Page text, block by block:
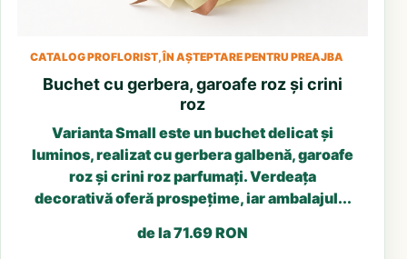
CATALOG PROFLORIST, ÎN AȘTEPTARE PENTRU PREAJBA
Buchet cu gerbera, garoafe roz și crini
roz
Varianta Small este un buchet delicat și
luminos, realizat cu gerbera galbenă, garoafe
roz și crini roz parfumați. Verdeața
decorativă oferă prospețime, iar ambalajul...
de la 71.69 RON